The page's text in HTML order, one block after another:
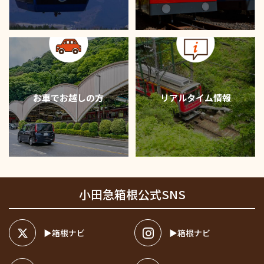
お車でお越しの方 リアルタイム情報
小田急箱根公式SNS
箱根ナビ 箱根ナビ